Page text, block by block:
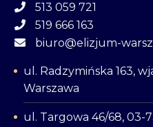
513 059 721
519 666 163
biuro@elizjum-
ul. Radzymińska 163,
Warszawa
ul. Targowa 46/68, 03-